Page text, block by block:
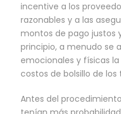
incentive a los
razonables y a las
montos de pago justos
principio, a menudo se
emocionales y físicas
costos de bolsillo de
Antes del